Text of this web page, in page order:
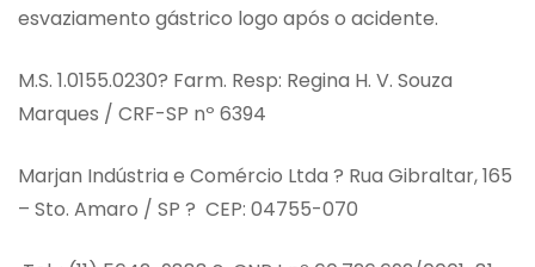
esvaziamento gástrico logo após o acidente.
M.S. 1.0155.0230? Farm. Resp: Regina H. V. Souza
Marques / CRF-SP nº 6394
Marjan Indústria e Comércio Ltda ? Rua Gibraltar, 165
– Sto. Amaro / SP ? CEP: 04755-070